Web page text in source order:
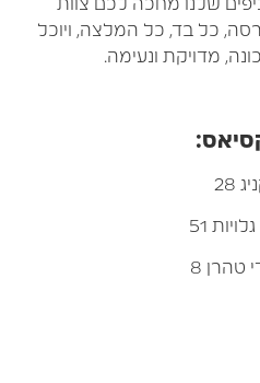
שלנו מחכה לכם צוות
כל בד, כל המלצה, ויוכל
מדויקת ונעימה.
:
51
8